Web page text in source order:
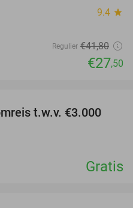
9.4 star
Regulier €41,80
€27,50
t.w.v. €3.000
Gratis